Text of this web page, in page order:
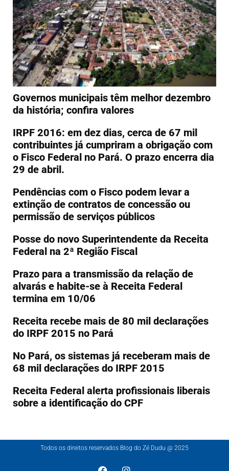
Governos municipais têm melhor dezembro
da história; confira valores
IRPF 2016: em dez dias, cerca de 67 mil
contribuintes já cumpriram a obrigação com
o Fisco Federal no Pará. O prazo encerra dia
29 de abril.
Pendências com o Fisco podem levar a
extinção de contratos de concessão ou
permissão de serviços públicos
Posse do novo Superintendente da Receita
Federal na 2ª Região Fiscal
Prazo para a transmissão da relação de
alvarás e habite-se à Receita Federal
termina em 10/06
Receita recebe mais de 80 mil declarações
do IRPF 2015 no Pará
No Pará, os sistemas já receberam mais de
68 mil declarações do IRPF 2015
Receita Federal alerta profissionais liberais
sobre a identificação do CPF
Todos os direitos reservados Blog do Zé Dudu @ 2025